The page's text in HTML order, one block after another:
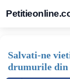
Salvati-ne
drumurile din